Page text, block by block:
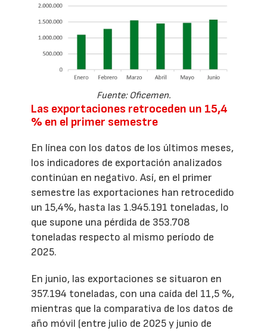
Fuente: Oficemen.
Las exportaciones retroceden un 15,4
% en el primer semestre
En línea con los datos de los últimos meses,
los indicadores de exportación analizados
continúan en negativo. Así, en el primer
semestre las exportaciones han retrocedido
un 15,4%, hasta las 1.945.191 toneladas, lo
que supone una pérdida de 353.708
toneladas respecto al mismo período de
2025.
En junio, las exportaciones se situaron en
357.194 toneladas, con una caída del 11,5 %,
mientras que la comparativa de los datos de
año móvil (entre julio de 2025 y junio de